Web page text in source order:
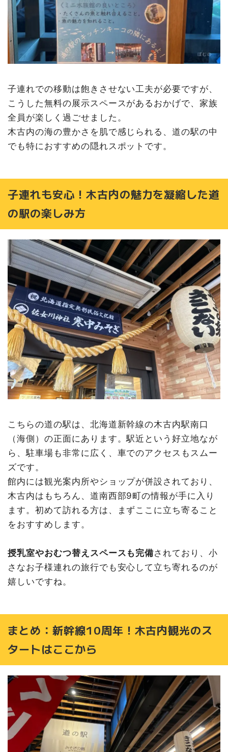
子連れでの移動は飽きさせない工夫が必要ですが、
こうした無料の展示スペースがあるおかげで、家族
全員が楽しく過ごせました。
木古内の海の豊かさを肌で感じられる、道の駅の中
でも特におすすめの隠れスポットです。
子連れも安心！木古内の魅力を凝縮した道
の駅の楽しみ方
こちらの道の駅は、北海道新幹線の木古内駅南口
（海側）の正面にあります。駅近という好立地なが
ら、駐車場も非常に広く、車でのアクセスもスムー
ズです。
館内には観光案内所やショップが併設されており、
木古内はもちろん、道南西部9町の情報が手に入り
ます。初めて訪れる方は、まずここに立ち寄ること
をおすすめします。
授乳室やおむつ替えスペースも完備されており、小
さなお子様連れの旅行でも安心して立ち寄れるのが
嬉しいですね。
まとめ：新幹線10周年！木古内観光のス
タートはここから